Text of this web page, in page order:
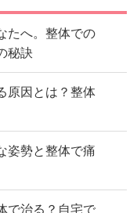
たへ。整体での
秘訣
原因とは？整体
姿勢と整体で痛
で治る？自宅で